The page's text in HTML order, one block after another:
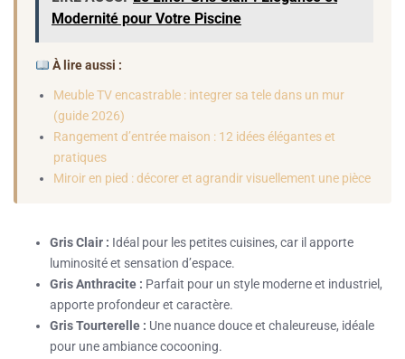
Modernité pour Votre Piscine
À lire aussi :
Meuble TV encastrable : integrer sa tele dans un mur
(guide 2026)
Rangement d’entrée maison : 12 idées élégantes et
pratiques
Miroir en pied : décorer et agrandir visuellement une pièce
Gris Clair : Idéal pour les petites cuisines, car il apporte
luminosité et sensation d’espace.
Gris Anthracite : Parfait pour un style moderne et industriel,
apporte profondeur et caractère.
Gris Tourterelle : Une nuance douce et chaleureuse, idéale
pour une ambiance cocooning.